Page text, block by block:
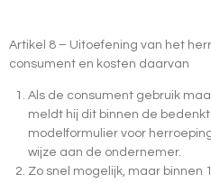
Artikel 8 – Uitoefening van het
consument en kosten daarvan
Als de consument gebruik
meldt hij dit binnen de
modelformulier voor
wijze aan de ondernemer.
Zo snel mogelijk, maar binnen